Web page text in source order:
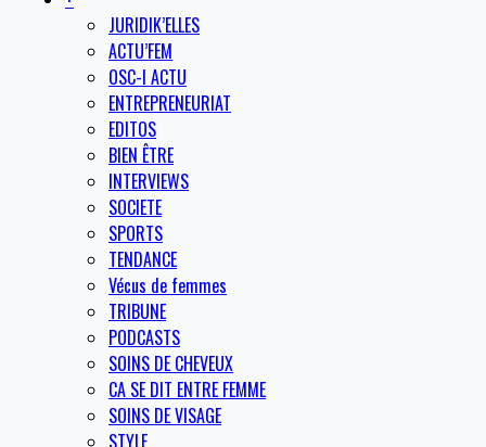
JURIDIK’ELLES
ACTU’FEM
OSC-I ACTU
ENTREPRENEURIAT
EDITOS
BIEN ÊTRE
INTERVIEWS
SOCIETE
SPORTS
TENDANCE
Vécus de femmes
TRIBUNE
PODCASTS
SOINS DE CHEVEUX
CA SE DIT ENTRE FEMME
SOINS DE VISAGE